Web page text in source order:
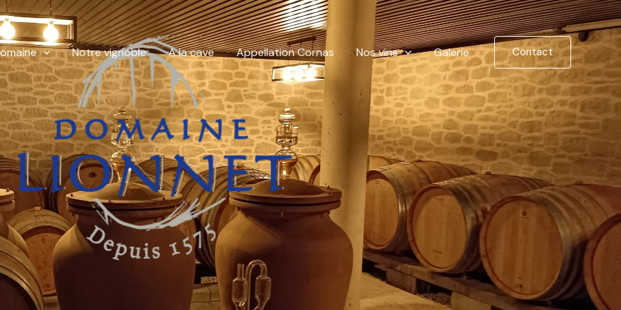
Notre vignoble A la cave Appellation Cornas Nos vins Galerie Contact